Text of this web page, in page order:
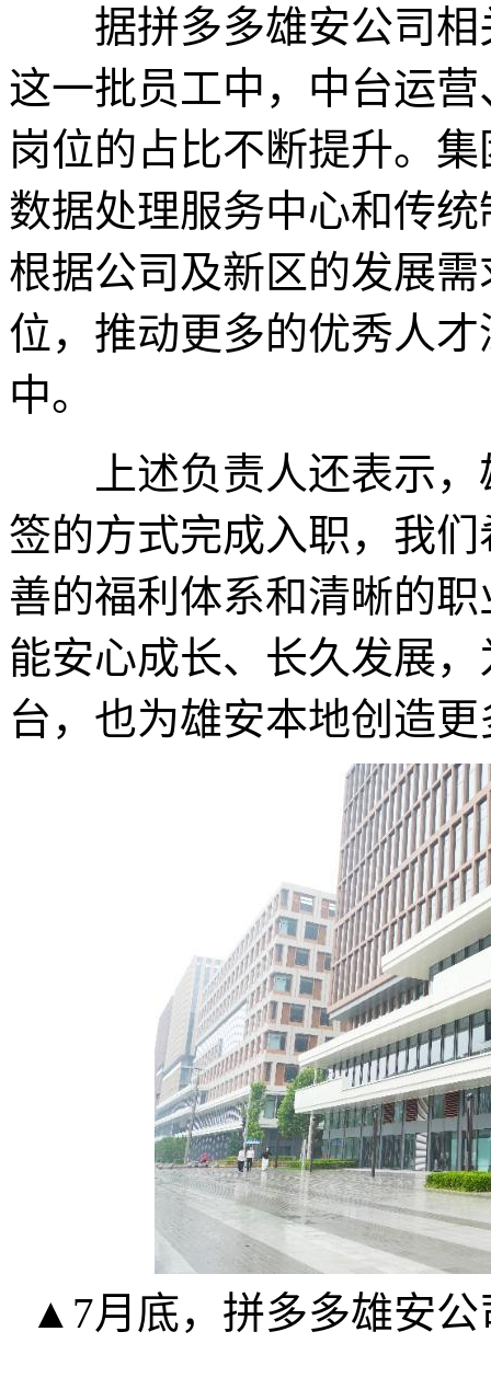
据拼多多雄安公司相
这一批员工中，中台运
岗位的占比不断提升。
数据处理服务中心和传
根据公司及新区的发展
位，推动更多的优秀人
中。
上述负责人还表示，
签的方式完成入职，我
善的福利体系和清晰的
能安心成长、长久发展
台，也为雄安本地创造
▲7月底，拼多多雄安